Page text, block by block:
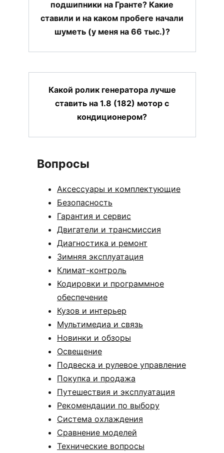
подшипники на Гранте? Какие
ставили и на каком пробеге начали
шуметь (у меня на 66 тыс.)?
Какой ролик генератора лучше
ставить на 1.8 (182) мотор с
кондиционером?
Вопросы
Аксессуары и комплектующие
Безопасность
Гарантия и сервис
Двигатели и трансмиссия
Диагностика и ремонт
Зимняя эксплуатация
Климат-контроль
Кодировки и программное
обеспечение
Кузов и интерьер
Мультимедиа и связь
Новинки и обзоры
Освещение
Подвеска и рулевое управление
Покупка и продажа
Путешествия и эксплуатация
Рекомендации по выбору
Система охлаждения
Сравнение моделей
Технические вопросы